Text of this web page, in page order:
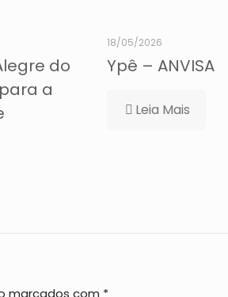
do
a
18/05/2026
Ypê – ANVISA
Leia Mais
marcados com *